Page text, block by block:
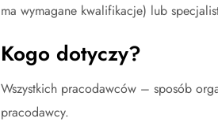
ma wymagane kwalifikacje) lub
Kogo dotyczy?
Wszystkich pracodawców – sposób
pracodawcy.